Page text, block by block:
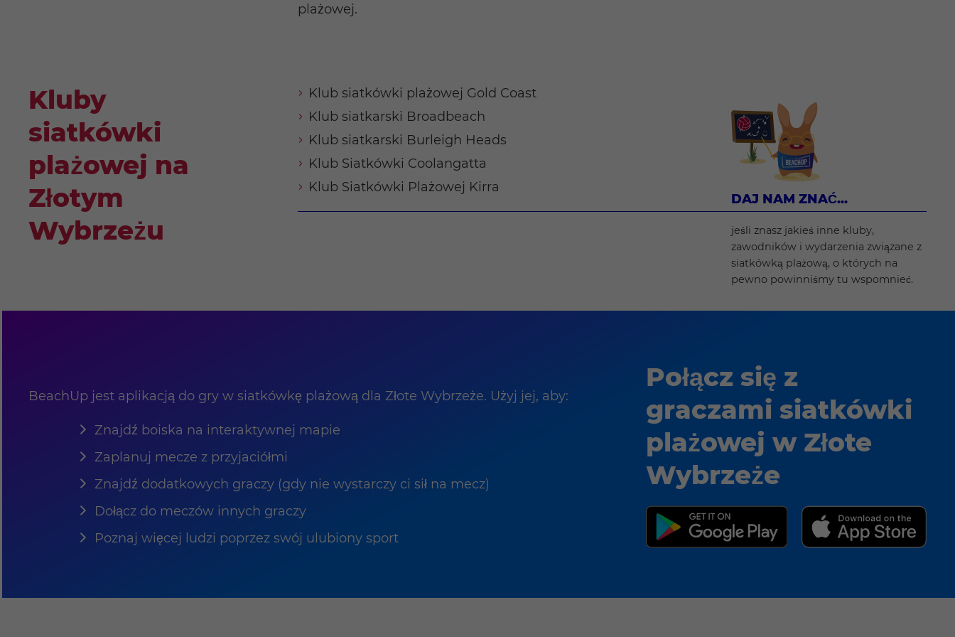
plażowej.
Kluby
siatkówki
plażowej na
Złotym
Wybrzeżu
Klub siatkówki plażowej Gold Coast
Klub siatkarski Broadbeach
Klub siatkarski Burleigh Heads
Klub Siatkówki Coolangatta
Klub Siatkówki Plażowej Kirra
DAJ NAM ZNAĆ...
jeśli znasz jakieś inne kluby,
zawodników i wydarzenia związane z
siatkówką plażową, o których na
pewno powinniśmy tu wspomnieć.
Połącz się z
graczami siatkówki
plażowej w Złote
Wybrzeże
BeachUp jest aplikacją do gry w siatkówkę plażową dla Złote Wybrzeże. Użyj jej, aby:
Znajdź boiska na interaktywnej mapie
Zaplanuj mecze z przyjaciółmi
Znajdź dodatkowych graczy (gdy nie wystarczy ci sił na mecz)
Dołącz do meczów innych graczy
Poznaj więcej ludzi poprzez swój ulubiony sport